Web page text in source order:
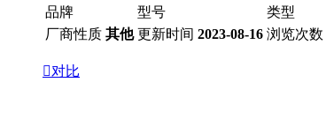
品牌
型号 类型
厂商性质 其他 更新时间 2023-08-16 浏览次数
对比